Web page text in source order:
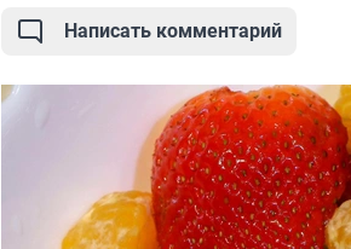
Написать комментарий